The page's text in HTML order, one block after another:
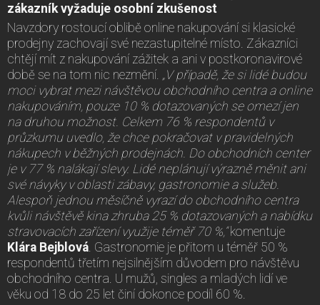
zákazník vyžaduje osobní zkušenost
Navzdory rostoucí oblibě online nakupování si klasické
prodejny zachovají své nezastupitelné místo. Zákazníci
chtějí mít z nakupování zážitek a ani v postkoronavirové
době se na tom nic nezmění. „V případě, že si lidé budou
moci vybrat mezi návštěvou obchodního centra a online
nakupováním, pouze 10 % dotazovaných se omezí jen
na druhou možnost. Celkem 76 % respondentů v
průzkumu uvedlo, že chce pokračovat v pravidelných
nákupech v běžných prodejnách. Do obchodních center
je v 77 % nalákají slevy. Lidé neplánují výrazně měnit ani
své návyky v oblasti zábavy, gastronomie a služeb.
Alespoň jednou měsíčně vyrazí do obchodního centra
kvůli návštěvě kina zhruba 25 % dotazovaných a nabídku
stravovacích zařízení využije téměř 70 %,“komentuje
Klára Bejblová . Gastronomie je přitom u téměř 50 %
respondentů třetím nejsilnějším důvodem pro návštěvu
obchodního centra. U mužů, singles a mladých lidí ve
věku od 18 do 25 let činí dokonce podíl 60 %.